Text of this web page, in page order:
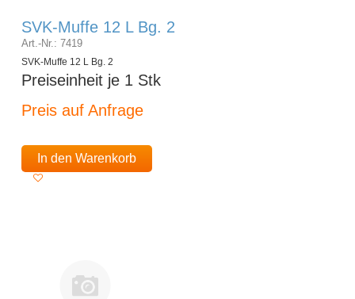
SVK-Muffe 12 L Bg. 2
Art.-Nr.: 7419
SVK-Muffe 12 L Bg. 2
Preiseinheit je 1 Stk
Preis auf Anfrage
In den Warenkorb